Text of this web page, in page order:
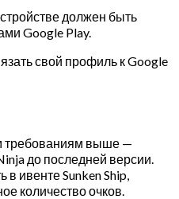
должен быть
Google Play.
свой профиль к Google
требованиям выше —
до последней версии.
в ивенте Sunken Ship,
количество очков.